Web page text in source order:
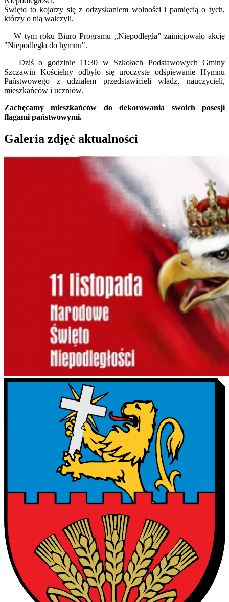
Święto to kojarzy się z odzyskaniem wolności i pamięcią o tych,
którzy o nią walczyli.
W tym roku Biuro Programu „Niepodległa” zainicjowało akcję
"Niepodległa do hymnu".
Dziś o godzinie 11:30 w Szkołach Podstawowych Gminy
Szczawin Kościelny odbyło się uroczyste odśpiewanie Hymnu
Państwowego z udziałem przedstawicieli władz, nauczycieli,
mieszkańców i uczniów.
Zachęcamy mieszkańców do dekorowania swoich posesji
flagami państwowymi.
Galeria zdjęć aktualności